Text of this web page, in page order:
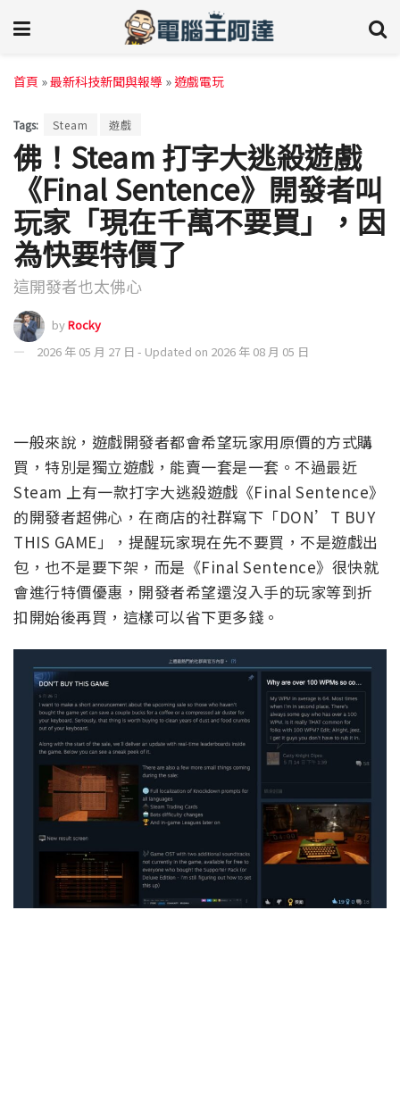
首頁 »最新科技新聞與報導 »遊戲電玩
Tags: Steam 遊戲
佛！Steam 打字大逃殺遊戲
《Final Sentence》開發者叫
玩家「現在千萬不要買」，因
為快要特價了
這開發者也太佛心
byRocky
2026 年 05 月 27 日 - Updated on 2026 年 08 月 05 日
一般來說，遊戲開發者都會希望玩家用原價的方式購
買，特別是獨立遊戲，能賣一套是一套。不過最近
Steam 上有一款打字大逃殺遊戲《Final Sentence》
的開發者超佛心，在商店的社群寫下「DON’T BUY
THIS GAME」，提醒玩家現在先不要買，不是遊戲出
包，也不是要下架，而是《Final Sentence》很快就
會進行特價優惠，開發者希望還沒入手的玩家等到折
扣開始後再買，這樣可以省下更多錢。